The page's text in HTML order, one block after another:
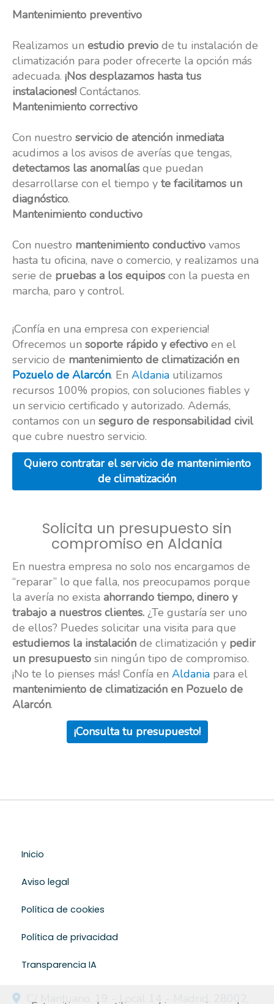
Mantenimiento preventivo
Realizamos un estudio previo de tu instalación de
climatización para poder ofrecerte la opción más
adecuada. ¡Nos desplazamos hasta tus
instalaciones! Contáctanos.
Mantenimiento correctivo
Con nuestro servicio de atención inmediata
acudimos a los avisos de averías que tengas,
detectamos las anomalías que puedan
desarrollarse con el tiempo y te facilitamos un
diagnóstico.
Mantenimiento conductivo
Con nuestro mantenimiento conductivo vamos
hasta tu oficina, nave o comercio, y realizamos una
serie de pruebas a los equipos con la puesta en
marcha, paro y control.
¡Confía en una empresa con experiencia!
Ofrecemos un soporte rápido y efectivo en el
servicio de mantenimiento de climatización en
Pozuelo de Alarcón. En Aldania utilizamos
recursos 100% propios, con soluciones fiables y
un servicio certificado y autorizado. Además,
contamos con un seguro de responsabilidad civil
que cubre nuestro servicio.
Quiero contratar el servicio de mantenimiento
de climatización
Solicita un presupuesto sin
compromiso en Aldania
En nuestra empresa no solo nos encargamos de
“reparar” lo que falla, nos preocupamos porque
la avería no exista ahorrando tiempo, dinero y
trabajo a nuestros clientes. ¿Te gustaría ser uno
de ellos? Puedes solicitar una visita para que
estudiemos la instalación de climatización y pedir
un presupuesto sin ningún tipo de compromiso.
¡No te lo pienses más! Confía en Aldania para el
mantenimiento de climatización en Pozuelo de
Alarcón.
¡Consulta tu presupuesto!
Inicio
Aviso legal
Política de cookies
Política de privacidad
Transparencia IA
C/ Mantuano, 19 - Local 14 - Madrid 28002